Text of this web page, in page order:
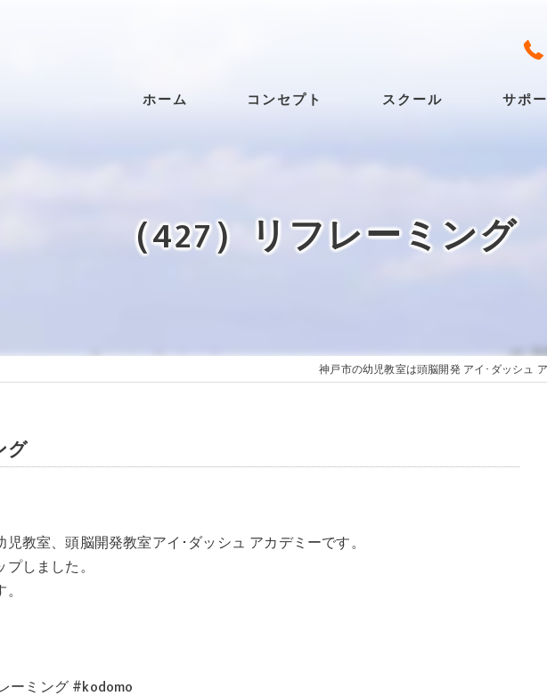
ホーム コンセプト スクール サポ
（427）リフレーミング
神戸市の幼児教室は頭脳開発 アイ･ダッシュ
グ
教室、頭脳開発教室アイ･ダッシュ アカデミーです。
しました。
ーミング #kodomo